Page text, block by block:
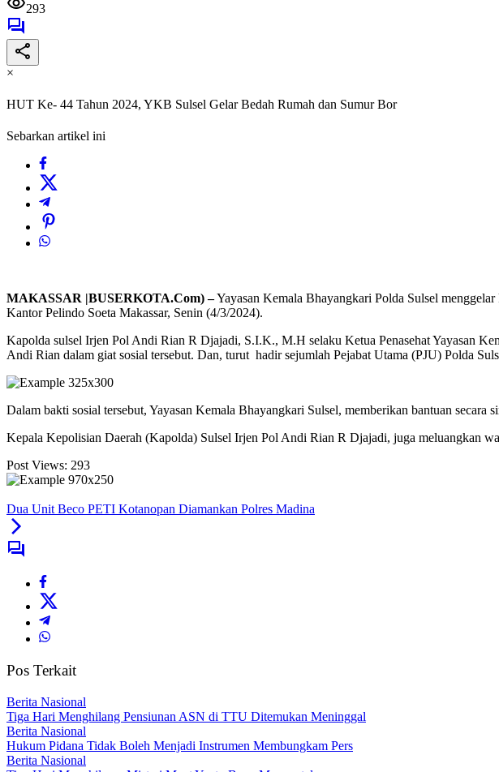
293
×
HUT Ke- 44 Tahun 2024, YKB Sulsel Gelar Bedah Rumah dan Sumur Bor
Sebarkan artikel ini
MAKASSAR |BUSERKOTA.Com) –Yayasan Kemala Bhayangkari Polda Sulsel
Kantor Pelindo Soeta Makassar, Senin (4/3/2024).
Kapolda sulsel Irjen Pol Andi Rian R Djajadi, S.I.K., M.H selaku Ketua Penasehat Yayasan
Andi Rian dalam giat sosial tersebut. Dan, turut hadir sejumlah Pejabat Utama (PJU) Polda
Dalam bakti sosial tersebut, Yayasan Kemala Bhayangkari Sulsel, memberikan bantuan
Kepala Kepolisian Daerah (Kapolda) Sulsel Irjen Pol Andi Rian R Djajadi, juga meluangkan
Post Views: 293
Dua Unit Beco PETI Kotanopan Diamankan Polres Madina
Pos Terkait
Berita Nasional
Tiga Hari Menghilang Pensiunan ASN di TTU Ditemukan Meninggal
Berita Nasional
Hukum Pidana Tidak Boleh Menjadi Instrumen Membungkam Pers
Berita Nasional